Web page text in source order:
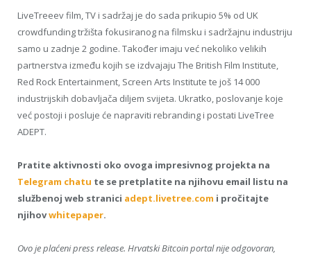
LiveTreeev film, TV i sadržaj je do sada prikupio 5% od UK
crowdfunding tržišta fokusiranog na filmsku i sadržajnu industriju
samo u zadnje 2 godine. Također imaju već nekoliko velikih
partnerstva između kojih se izdvajaju The British Film Institute,
Red Rock Entertainment, Screen Arts Institute te još 14 000
industrijskih dobavljača diljem svijeta. Ukratko, poslovanje koje
već postoji i posluje će napraviti rebranding i postati LiveTree
ADEPT.
Pratite aktivnosti oko ovoga impresivnog projekta na
Telegram chatu te se pretplatite na njihovu email listu na
službenoj web stranici adept.livetree.com i pročitajte
njihovwhitepaper.
Ovo je plaćeni press release. Hrvatski Bitcoin portal nije odgovoran,